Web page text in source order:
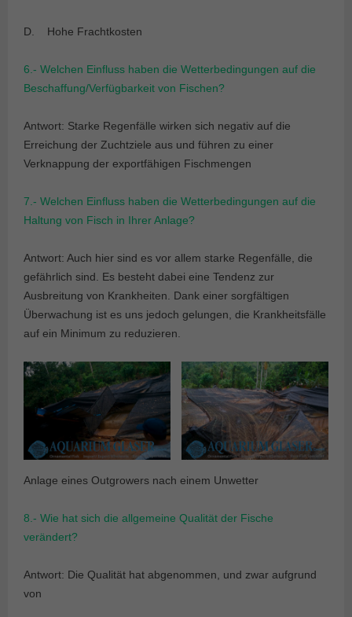
D. Hohe Frachtkosten
6.- Welchen Einfluss haben die Wetterbedingungen auf die
Beschaffung/Verfügbarkeit von Fischen?
Antwort: Starke Regenfälle wirken sich negativ auf die
Erreichung der Zuchtziele aus und führen zu einer
Verknappung der exportfähigen Fischmengen
7.- Welchen Einfluss haben die Wetterbedingungen auf die
Haltung von Fisch in Ihrer Anlage?
Antwort: Auch hier sind es vor allem starke Regenfälle, die
gefährlich sind. Es besteht dabei eine Tendenz zur
Ausbreitung von Krankheiten. Dank einer sorgfältigen
Überwachung ist es uns jedoch gelungen, die Krankheitsfälle
auf ein Minimum zu reduzieren.
Anlage eines Outgrowers nach einem Unwetter
8.- Wie hat sich die allgemeine Qualität der Fische
verändert?
Antwort: Die Qualität hat abgenommen, und zwar aufgrund
von